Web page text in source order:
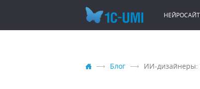
Блог ИИ-дизайнеры: